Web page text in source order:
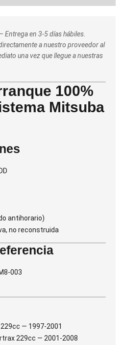
en 3-5 días hábiles.
a nuestro proveedor al
una vez que llegue a nuestras
100%
Mitsuba
antihorario)
no reconstruida
003
— 1997-2001
229cc — 2001-2008